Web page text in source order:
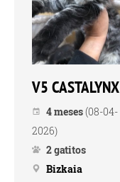
V5 CASTALYNX
4 meses(08-04-
2026)
2 gatitos
Bizkaia